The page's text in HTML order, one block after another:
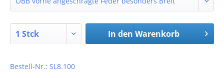
In den Warenkorb
Bestell-Nr.: SL8.100